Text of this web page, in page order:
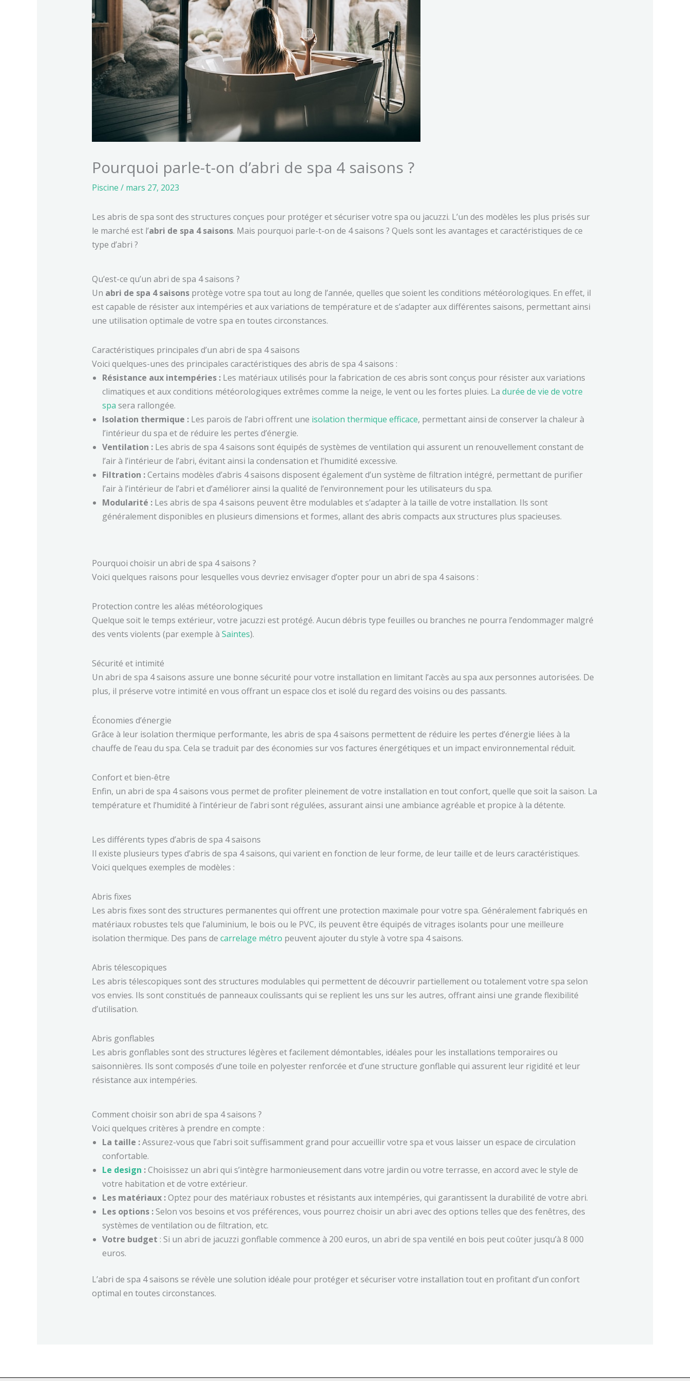
Pourquoi parle-t-on d’abri de spa 4 saisons ?
Piscine / mars 27, 2023
Les abris de spa sont des structures conçues pour protéger et sécuriser votre spa ou jacuzzi. L’un des modèles les plus prisés sur
le marché est l’abri de spa 4 saisons. Mais pourquoi parle-t-on de 4 saisons ? Quels sont les avantages et caractéristiques de ce
type d’abri ?
Qu’est-ce qu’un abri de spa 4 saisons ?
Un abri de spa 4 saisonsprotège votre spa tout au long de l’année, quelles que soient les conditions météorologiques. En effet, il
est capable de résister aux intempéries et aux variations de température et de s’adapter aux différentes saisons, permettant ainsi
une utilisation optimale de votre spa en toutes circonstances.
Caractéristiques principales d’un abri de spa 4 saisons
Voici quelques-unes des principales caractéristiques des abris de spa 4 saisons :
Résistance aux intempéries :Les matériaux utilisés pour la fabrication de ces abris sont conçus pour résister aux variations
climatiques et aux conditions météorologiques extrêmes comme la neige, le vent ou les fortes pluies. La durée de vie de votre
spa sera rallongée.
Isolation thermique :Les parois de l’abri offrent une isolation thermique efficace, permettant ainsi de conserver la chaleur à
l’intérieur du spa et de réduire les pertes d’énergie.
Ventilation :Les abris de spa 4 saisons sont équipés de systèmes de ventilation qui assurent un renouvellement constant de
l’air à l’intérieur de l’abri, évitant ainsi la condensation et l’humidité excessive.
Filtration :Certains modèles d’abris 4 saisons disposent également d’un système de filtration intégré, permettant de purifier
l’air à l’intérieur de l’abri et d’améliorer ainsi la qualité de l’environnement pour les utilisateurs du spa.
Modularité :Les abris de spa 4 saisons peuvent être modulables et s’adapter à la taille de votre installation. Ils sont
généralement disponibles en plusieurs dimensions et formes, allant des abris compacts aux structures plus spacieuses.
Pourquoi choisir un abri de spa 4 saisons ?
Voici quelques raisons pour lesquelles vous devriez envisager d’opter pour un abri de spa 4 saisons :
Protection contre les aléas météorologiques
Quelque soit le temps extérieur, votre jacuzzi est protégé. Aucun débris type feuilles ou branches ne pourra l’endommager malgré
des vents violents (par exemple à Saintes).
Sécurité et intimité
Un abri de spa 4 saisons assure une bonne sécurité pour votre installation en limitant l’accès au spa aux personnes autorisées. De
plus, il préserve votre intimité en vous offrant un espace clos et isolé du regard des voisins ou des passants.
Économies d’énergie
Grâce à leur isolation thermique performante, les abris de spa 4 saisons permettent de réduire les pertes d’énergie liées à la
chauffe de l’eau du spa. Cela se traduit par des économies sur vos factures énergétiques et un impact environnemental réduit.
Confort et bien-être
Enfin, un abri de spa 4 saisons vous permet de profiter pleinement de votre installation en tout confort, quelle que soit la saison. La
température et l’humidité à l’intérieur de l’abri sont régulées, assurant ainsi une ambiance agréable et propice à la détente.
Les différents types d’abris de spa 4 saisons
Il existe plusieurs types d’abris de spa 4 saisons, qui varient en fonction de leur forme, de leur taille et de leurs caractéristiques.
Voici quelques exemples de modèles :
Abris fixes
Les abris fixes sont des structures permanentes qui offrent une protection maximale pour votre spa. Généralement fabriqués en
matériaux robustes tels que l’aluminium, le bois ou le PVC, ils peuvent être équipés de vitrages isolants pour une meilleure
isolation thermique. Des pans de carrelage métro peuvent ajouter du style à votre spa 4 saisons.
Abris télescopiques
Les abris télescopiques sont des structures modulables qui permettent de découvrir partiellement ou totalement votre spa selon
vos envies. Ils sont constitués de panneaux coulissants qui se replient les uns sur les autres, offrant ainsi une grande flexibilité
d’utilisation.
Abris gonflables
Les abris gonflables sont des structures légères et facilement démontables, idéales pour les installations temporaires ou
saisonnières. Ils sont composés d’une toile en polyester renforcée et d’une structure gonflable qui assurent leur rigidité et leur
résistance aux intempéries.
Comment choisir son abri de spa 4 saisons ?
Voici quelques critères à prendre en compte :
La taille :Assurez-vous que l’abri soit suffisamment grand pour accueillir votre spa et vous laisser un espace de circulation
confortable.
Le design :Choisissez un abri qui s’intègre harmonieusement dans votre jardin ou votre terrasse, en accord avec le style de
votre habitation et de votre extérieur.
Les matériaux :Optez pour des matériaux robustes et résistants aux intempéries, qui garantissent la durabilité de votre abri.
Les options :Selon vos besoins et vos préférences, vous pourrez choisir un abri avec des options telles que des fenêtres, des
systèmes de ventilation ou de filtration, etc.
Votre budget : Si un abri de jacuzzi gonflable commence à 200 euros, un abri de spa ventilé en bois peut coûter jusqu’à 8 000
euros.
L’abri de spa 4 saisons se révèle une solution idéale pour protéger et sécuriser votre installation tout en profitant d’un confort
optimal en toutes circonstances.